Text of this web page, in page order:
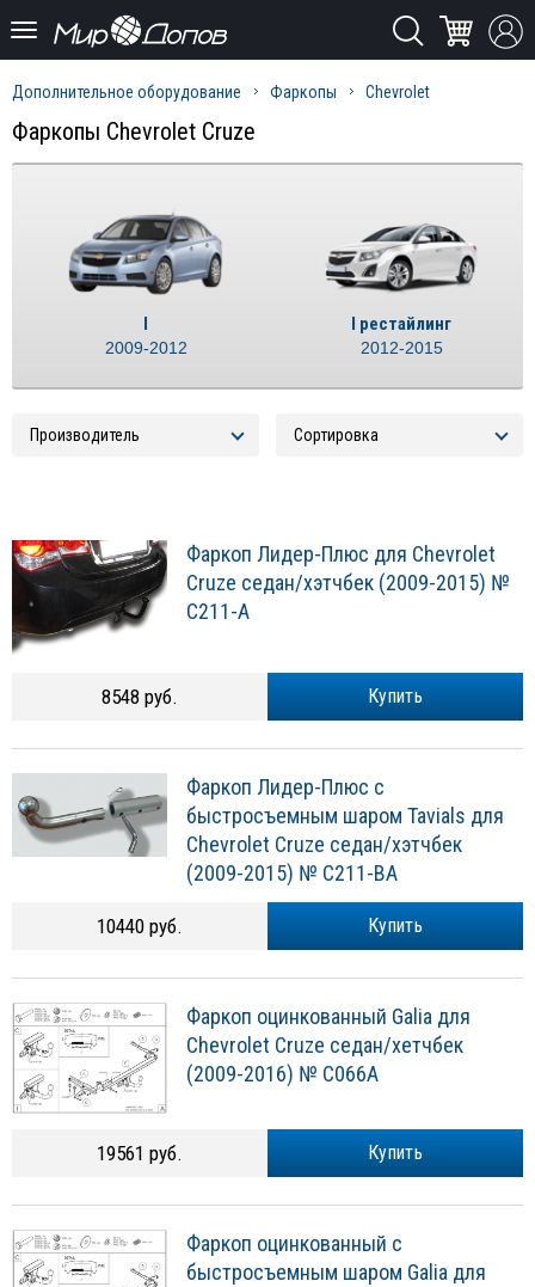
Дополнительное оборудование Фаркопы Chevrolet
Фаркопы Chevrolet Cruze
I
2009-2012
I рестайлинг
2012-2015
Фаркоп Лидер-Плюс для Chevrolet
Cruze седан/хэтчбек (2009-2015) №
C211-A
Купить
8548 руб.
Фаркоп Лидер-Плюс с
быстросъемным шаром Tavials для
Chevrolet Cruze седан/хэтчбек
(2009-2015) № C211-BA
Купить
10440 руб.
Фаркоп оцинкованный Galia для
Chevrolet Cruze седан/хетчбек
(2009-2016) № C066A
Купить
19561 руб.
Фаркоп оцинкованный с
быстросъемным шаром Galia для